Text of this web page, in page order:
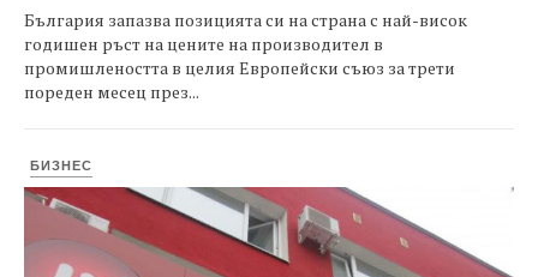
България запазва позицията си на страна с най-висок
годишен ръст на цените на производител в
промишлеността в целия Европейски съюз за трети
пореден месец през...
БИЗНЕС